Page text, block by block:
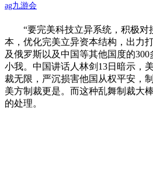
ag九游会
“要完美科技立异系统，积极对
本，优化完美立异资本结构，出力
及俄罗斯以及中国等其他国度的
小我。中国讲话人林剑13日暗示，
裁无限，严沉损害他国从权平安，
美方制裁更是。而这种乱舞制裁大
的处理。